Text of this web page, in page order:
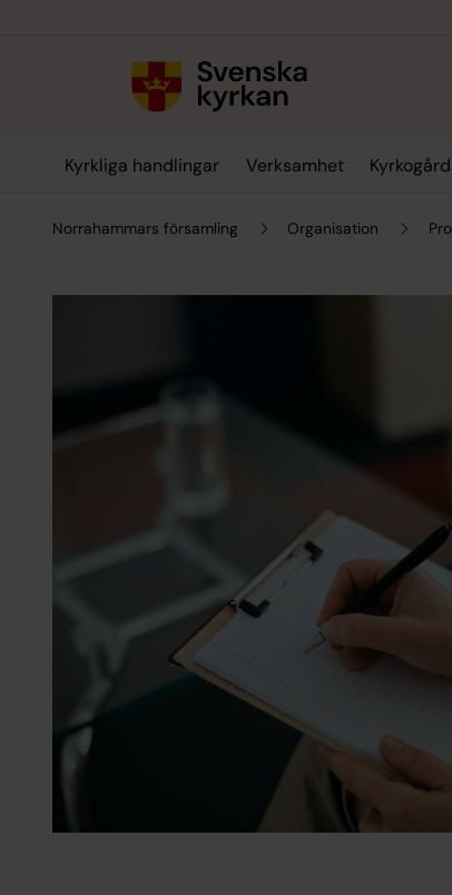
Kyrkliga handlingar Verksamhet
Norrahammars församling Organisation